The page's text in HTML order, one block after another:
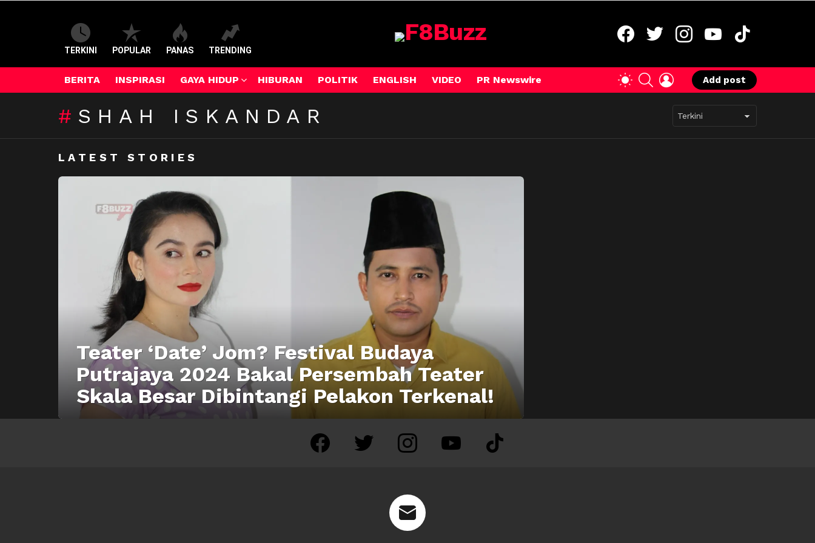
TERKINI POPULAR PANAS TRENDING
BERITA INSPIRASI GAYA HIDUP HIBURAN POLITIK ENGLISH VIDEO PR Newswire
SWITCHSEARCHLOGIN
Add post
SHAH ISKANDAR
LATEST STORIES
Teater ‘Date’ Jom? Festival Budaya
Putrajaya 2024 Bakal Persembah Teater
Skala Besar Dibintangi Pelakon Terkenal!
facebook twitter instagram youtube tiktok